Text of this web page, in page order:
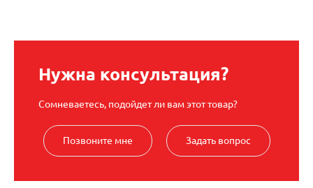
Нужна консультация?
Сомневаетесь, подойдет ли вам этот товар?
Позвоните мне Задать вопрос